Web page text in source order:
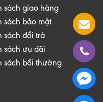
sách giao hàng
sách bảo mật
sách đổi trả
sách ưu đãi
sách bồi thường